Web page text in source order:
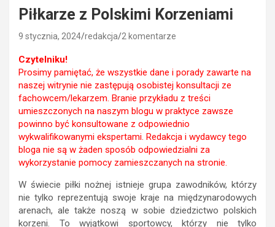
Piłkarze z Polskimi Korzeniami
9 stycznia, 2024 redakcja 2 komentarze
Czytelniku!
Prosimy pamiętać, że wszystkie dane i porady zawarte na
naszej witrynie nie zastępują osobistej konsultacji ze
fachowcem/lekarzem. Branie przykładu z treści
umieszczonych na naszym blogu w praktyce zawsze
powinno być konsultowane z odpowiednio
wykwalifikowanymi ekspertami. Redakcja i wydawcy tego
bloga nie są w żaden sposób odpowiedzialni za
wykorzystanie pomocy zamieszczanych na stronie.
W świecie piłki nożnej istnieje grupa zawodników, którzy
nie tylko reprezentują swoje kraje na międzynarodowych
arenach, ale także noszą w sobie dziedzictwo polskich
korzeni. To wyjątkowi sportowcy, którzy nie tylko